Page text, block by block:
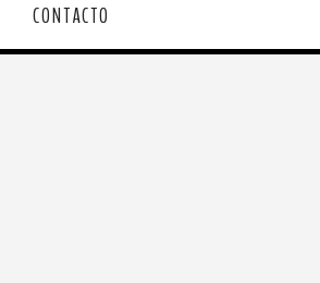
CONTACTO